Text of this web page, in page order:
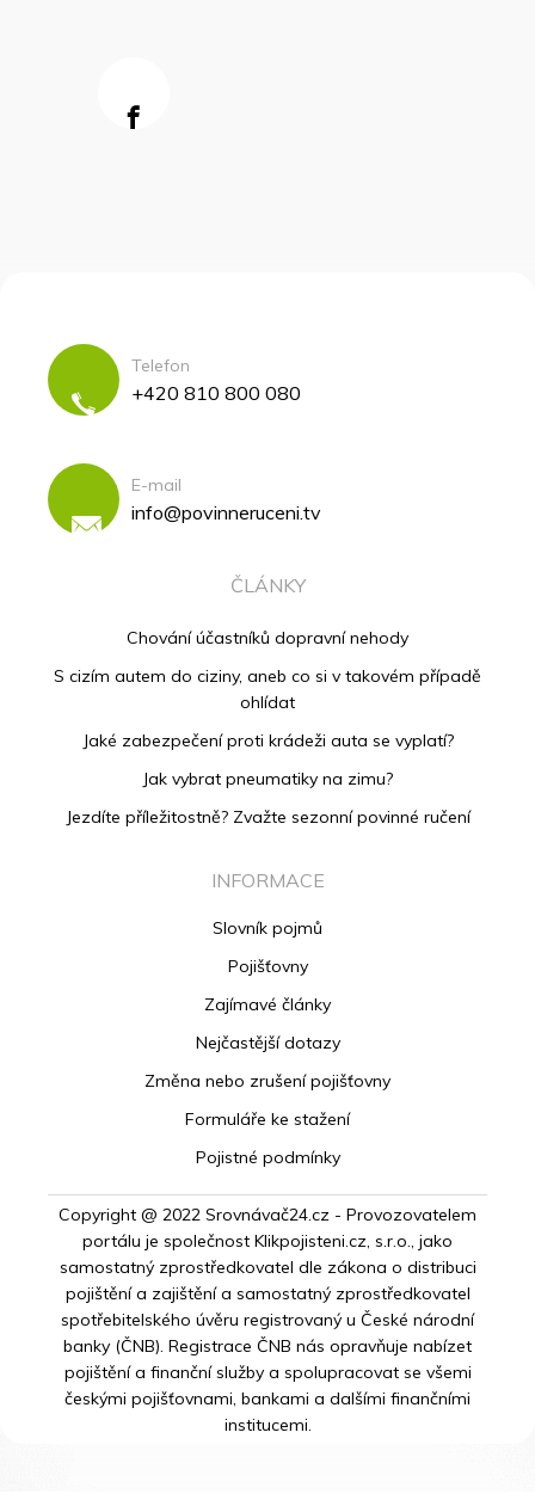
Telefon
+420 810 800 080
E-mail
info@povinneruceni.tv
ČLÁNKY
Chování účastníků dopravní nehody
S cizím autem do ciziny, aneb co si v takovém případě
ohlídat
Jaké zabezpečení proti krádeži auta se vyplatí?
Jak vybrat pneumatiky na zimu?
Jezdíte příležitostně? Zvažte sezonní povinné ručení
INFORMACE
Slovník pojmů
Pojišťovny
Zajímavé články
Nejčastější dotazy
Změna nebo zrušení pojišťovny
Formuláře ke stažení
Pojistné podmínky
Copyright @ 2022 Srovnávač24.cz - Provozovatelem
portálu je společnost Klikpojisteni.cz, s.r.o., jako
samostatný zprostředkovatel dle zákona o distribuci
pojištění a zajištění a samostatný zprostředkovatel
spotřebitelského úvěru registrovaný u České národní
banky (ČNB). Registrace ČNB nás opravňuje nabízet
pojištění a finanční služby a spolupracovat se všemi
českými pojišťovnami, bankami a dalšími finančními
institucemi.